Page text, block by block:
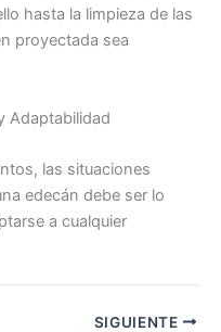
hasta la limpieza de las
proyectada sea
Adaptabilidad
las situaciones
edecán debe ser lo
a cualquier
SIGUIENTE